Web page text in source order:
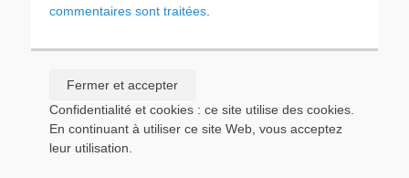
commentaires sont traitées
Confidentialité et cookies : ce site utilise des cookies.
En continuant à utiliser ce site Web, vous acceptez
leur utilisation.